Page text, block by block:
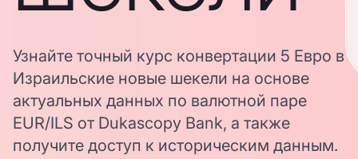
Узнайте точный курс конвертации 5 Евро в
Израильские новые шекели на основе
актуальных данных по валютной паре
EUR/ILS от Dukascopy Bank, а также
получите доступ к историческим данным.